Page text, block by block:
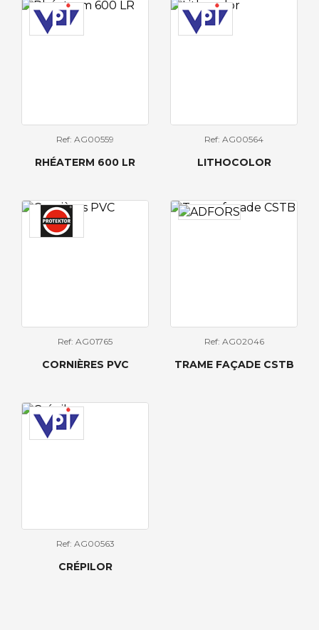
Ref: AG00559
RHÉATERM 600 LR
Ref: AG00564
LITHOCOLOR
Ref: AG01765
CORNIÈRES PVC
Ref: AG02046
TRAME FAÇADE CSTB
Ref: AG00563
CRÉPILOR